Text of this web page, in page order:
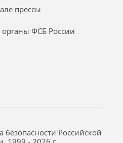
прессы
ФСБ России
Российской